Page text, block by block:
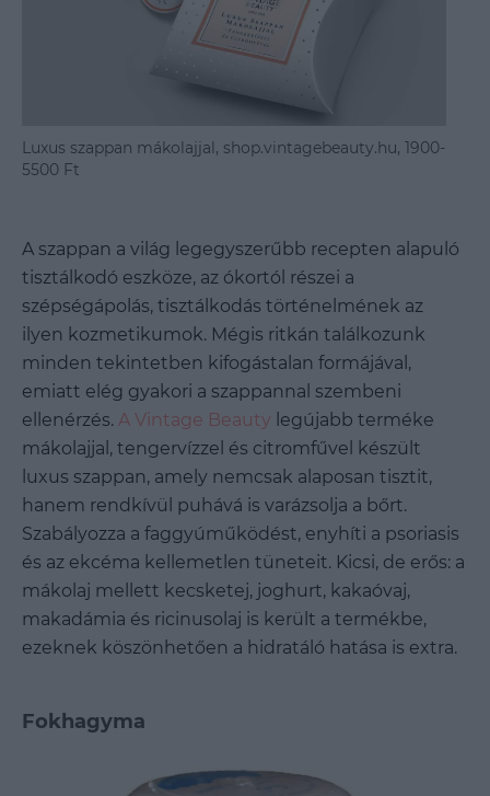
Luxus szappan mákolajjal, shop.vintagebeauty.hu, 1900-
5500 Ft
A szappan a világ legegyszerűbb recepten alapuló
tisztálkodó eszköze, az ókortól részei a
szépségápolás, tisztálkodás történelmének az
ilyen kozmetikumok. Mégis ritkán találkozunk
minden tekintetben kifogástalan formájával,
emiatt elég gyakori a szappannal szembeni
ellenérzés. A Vintage Beauty legújabb terméke
mákolajjal, tengervízzel és citromfűvel készült
luxus szappan, amely nemcsak alaposan tisztit,
hanem rendkívül puhává is varázsolja a bőrt.
Szabályozza a faggyúműködést, enyhíti a psoriasis
és az ekcéma kellemetlen tüneteit. Kicsi, de erős: a
mákolaj mellett kecsketej, joghurt, kakaóvaj,
makadámia és ricinusolaj is került a termékbe,
ezeknek köszönhetően a hidratáló hatása is extra.
Fokhagyma